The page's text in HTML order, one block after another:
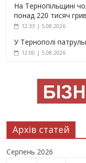
На Тернопільщині
понад 220 тисяч
12:33 | 5.08.2026
У Тернополі
12:00 | 5.08.2026
Архів статей
Серпень 2026